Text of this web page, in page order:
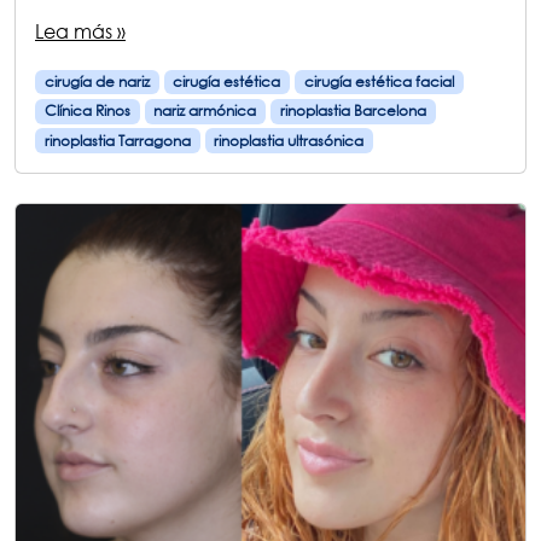
Lea más »
cirugía de nariz cirugía estética
cirugía estética facial
Clínica Rinos
nariz armónica
rinoplastia Barcelona
rinoplastia Tarragona
rinoplastia ultrasónica